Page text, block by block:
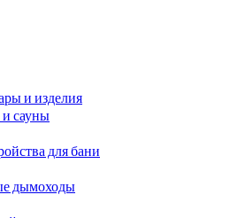
и изделия
сауны
для бани
дымоходы